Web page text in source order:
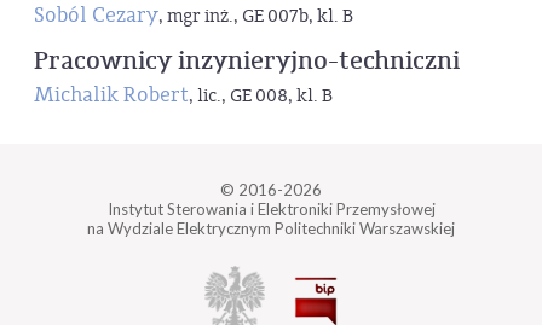
Soból Cezary, mgr inż., GE 007b, kl. B
Pracownicy inzynieryjno-techniczni
Michalik Robert, lic., GE 008, kl. B
© 2016-2026
Instytut Sterowania i Elektroniki Przemysłowej
na Wydziale Elektrycznym Politechniki Warszawskiej